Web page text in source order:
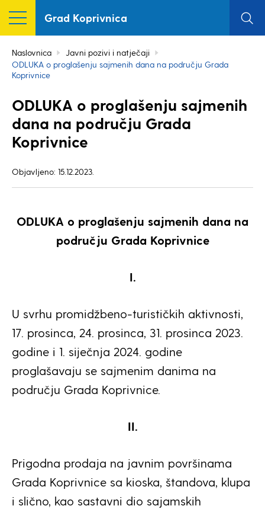
Grad Koprivnica
Naslovnica
Javni pozivi i natječaji
ODLUKA o proglašenju sajmenih dana na području Grada
Koprivnice
ODLUKA o proglašenju sajmenih
dana na području Grada
Koprivnice
Objavljeno: 15.12.2023.
ODLUKA o proglašenju sajmenih dana na
području Grada Koprivnice
I.
U svrhu promidžbeno-turističkih aktivnosti,
17. prosinca, 24. prosinca, 31. prosinca 2023.
godine i 1. siječnja 2024. godine
proglašavaju se sajmenim danima na
području Grada Koprivnice.
II.
Prigodna prodaja na javnim površinama
Grada Koprivnice sa kioska, štandova, klupa
i slično, kao sastavni dio sajamskih